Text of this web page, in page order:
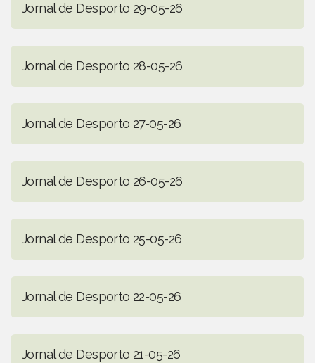
Jornal de Desporto 29-05-26
Jornal de Desporto 28-05-26
Jornal de Desporto 27-05-26
Jornal de Desporto 26-05-26
Jornal de Desporto 25-05-26
Jornal de Desporto 22-05-26
Jornal de Desporto 21-05-26